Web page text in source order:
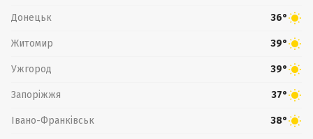
Донецьк 36°
Житомир 39°
Ужгород 39°
Запоріжжя 37°
Івано-Франківськ 38°